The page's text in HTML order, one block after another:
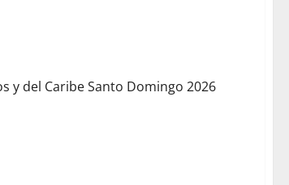
y del Caribe Santo Domingo 2026